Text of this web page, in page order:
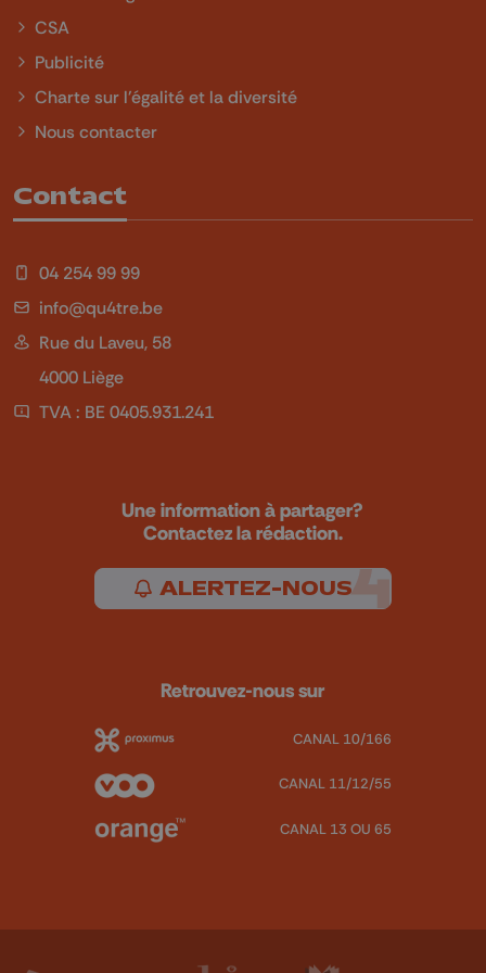
CSA
Publicité
Charte sur l'égalité et la diversité
Nous contacter
Contact
04 254 99 99
info@qu4tre.be
Rue du Laveu, 58
4000 Liège
TVA : BE 0405.931.241
Une information à partager?
Contactez la rédaction.
ALERTEZ-NOUS
Retrouvez-nous sur
CANAL 10/166
CANAL 11/12/55
CANAL 13 OU 65